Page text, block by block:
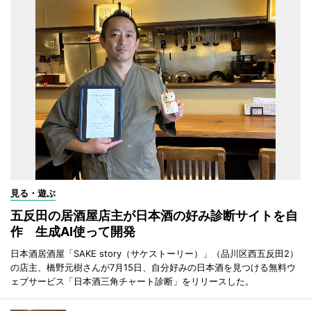
見る・遊ぶ
五反田の居酒屋店主が日本酒の好み診断サイトを自
作 生成AI使って開発
日本酒居酒屋「SAKE story（サケストーリー）」（品川区西五反田2）
の店主、橋野元樹さんが7月15日、自分好みの日本酒を見つける無料ウ
ェブサービス「日本酒三角チャート診断」をリリースした。